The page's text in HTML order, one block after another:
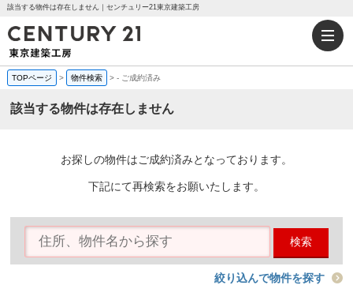
該当する物件は存在しません｜センチュリー21東京建築工房
TOPページ > 物件検索 >- ご成約済み
該当する物件は存在しません
お探しの物件はご成約済みとなっております。
下記にて再検索をお願いたします。
検索
絞り込んで物件を探す